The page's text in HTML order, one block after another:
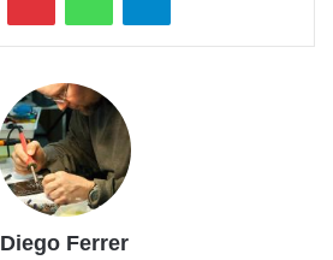
Diego Ferrer